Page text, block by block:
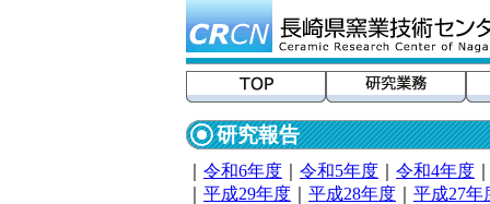
研究報告
令和6年度 令和5年度 令和4年度
平成29年度 平成28年度
平成27年